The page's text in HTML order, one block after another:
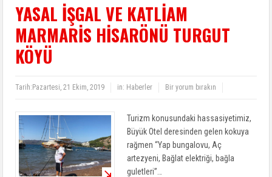
YASAL İŞGAL VE KATLİAM
MARMARİS HİSARÖNÜ TURGUT
KÖYÜ
Tarih:Pazartesi, 21 Ekim, 2019 in: Haberler Bir yorum bırakın
Turizm konusundaki hassasiyetimiz,
Büyük Otel deresinden gelen kokuya
rağmen “Yap bungalovu, Aç
artezyeni, Bağlat elektriği, bağla
guletleri”…